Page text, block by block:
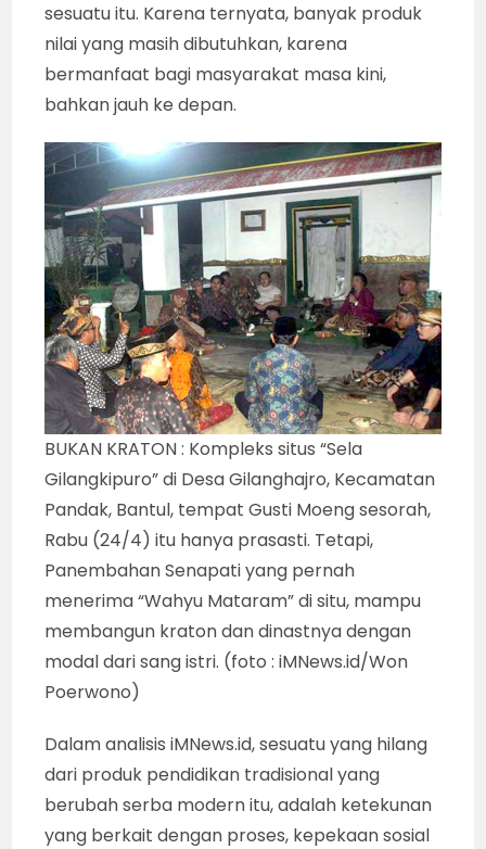
sesuatu itu. Karena ternyata, banyak produk
nilai yang masih dibutuhkan, karena
bermanfaat bagi masyarakat masa kini,
bahkan jauh ke depan.
BUKAN KRATON : Kompleks situs “Sela
Gilangkipuro” di Desa Gilanghajro, Kecamatan
Pandak, Bantul, tempat Gusti Moeng sesorah,
Rabu (24/4) itu hanya prasasti. Tetapi,
Panembahan Senapati yang pernah
menerima “Wahyu Mataram” di situ, mampu
membangun kraton dan dinastnya dengan
modal dari sang istri. (foto : iMNews.id/Won
Poerwono)
Dalam analisis iMNews.id, sesuatu yang hilang
dari produk pendidikan tradisional yang
berubah serba modern itu, adalah ketekunan
yang berkait dengan proses, kepekaan sosial